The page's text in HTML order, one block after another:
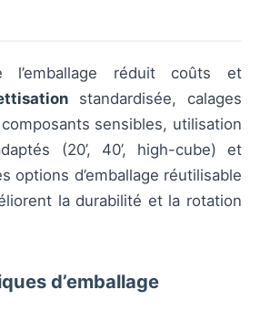
l’emballage réduit coûts et
standardisée, calages
sensibles, utilisation
(20’, 40’, high-cube) et
options d’emballage réutilisable
la durabilité et la rotation
d’emballage